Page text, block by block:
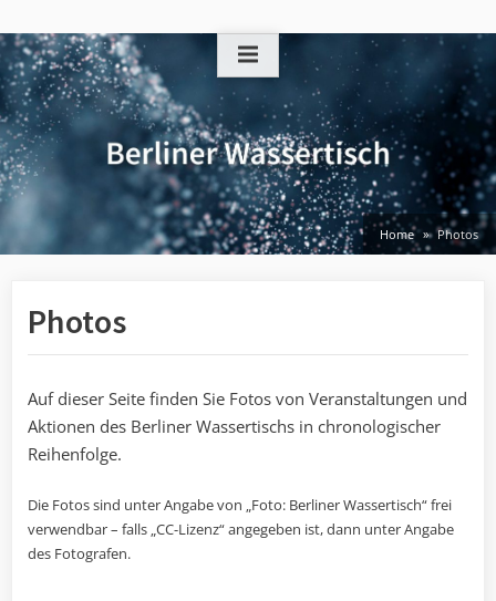
to
content
Home Photos
Photos
Auf dieser Seite finden Sie Fotos von Veranstaltungen und
Aktionen des Berliner Wassertischs in chronologischer
Reihenfolge.
Die Fotos sind unter Angabe von „Foto: Berliner Wassertisch“ frei
verwendbar – falls „CC-Lizenz“ angegeben ist, dann unter Angabe
des Fotografen.